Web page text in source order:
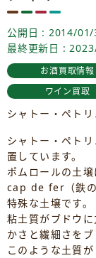
公開日 : 2014/01/
最終更新日 :
お酒買取情報
ワイン買取
シャトー・ペト
シャトー・ペト
置しています。
ポムロールの土
cap de fer（鉄の
特殊な土壌です。
粘土質がブドウ
かさと繊細さをブ
このような土質